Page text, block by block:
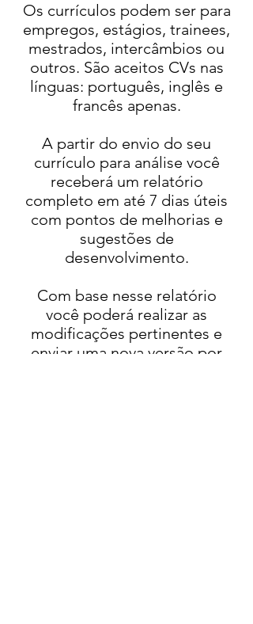
Os currículos podem ser para
empregos, estágios, trainees,
mestrados, intercâmbios ou
outros. São aceitos CVs nas
línguas: português, inglês e
francês apenas.
A partir do envio do seu
currículo para análise você
receberá um relatório
completo em até 7 dias úteis
com pontos de melhorias e
sugestões de
desenvolvimento.
Com base nesse relatório
você poderá realizar as
modificações pertinentes e
enviar uma nova versão por